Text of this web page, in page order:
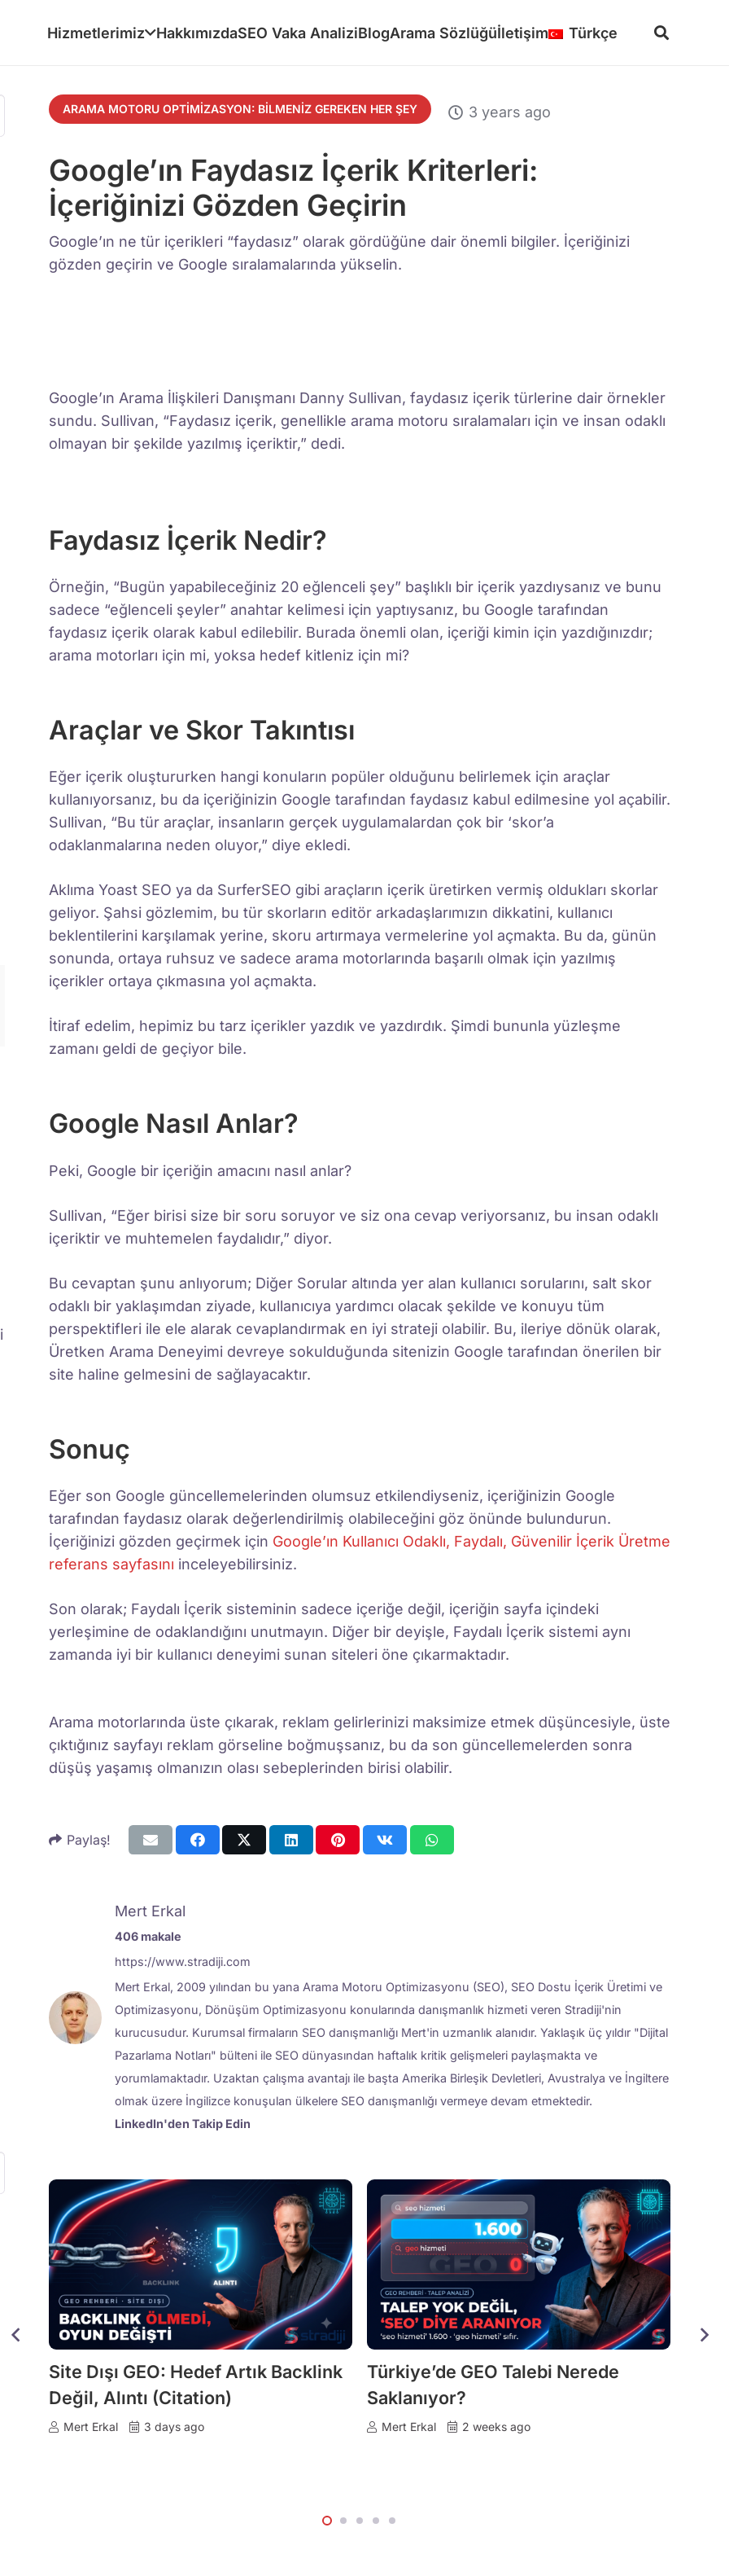
Hizmetlerimiz HakkımızdaSEO Vaka AnaliziBlogArama Sözlüğüİletişim Türkçe
ARAMA MOTORU OPTIMIZASYON: BILMENIZ GEREKEN HER ŞEY 3 years ago
Google’ın Faydasız İçerik Kriterleri:
İçeriğinizi Gözden Geçirin
Google’ın ne tür içerikleri “faydasız” olarak gördüğüne dair önemli bilgiler. İçeriğinizi
gözden geçirin ve Google sıralamalarında yükselin.
Google’ın Arama İlişkileri Danışmanı Danny Sullivan, faydasız içerik türlerine dair örnekler
sundu. Sullivan, “Faydasız içerik, genellikle arama motoru sıralamaları için ve insan odaklı
olmayan bir şekilde yazılmış içeriktir,” dedi.
Faydasız İçerik Nedir?
Örneğin, “Bugün yapabileceğiniz 20 eğlenceli şey” başlıklı bir içerik yazdıysanız ve bunu
sadece “eğlenceli şeyler” anahtar kelimesi için yaptıysanız, bu Google tarafından
faydasız içerik olarak kabul edilebilir. Burada önemli olan, içeriği kimin için yazdığınızdır;
arama motorları için mi, yoksa hedef kitleniz için mi?
Araçlar ve Skor Takıntısı
Eğer içerik oluştururken hangi konuların popüler olduğunu belirlemek için araçlar
kullanıyorsanız, bu da içeriğinizin Google tarafından faydasız kabul edilmesine yol açabilir.
Sullivan, “Bu tür araçlar, insanların gerçek uygulamalardan çok bir ‘skor’a
odaklanmalarına neden oluyor,” diye ekledi.
Aklıma Yoast SEO ya da SurferSEO gibi araçların içerik üretirken vermiş oldukları skorlar
geliyor. Şahsi gözlemim, bu tür skorların editör arkadaşlarımızın dikkatini, kullanıcı
beklentilerini karşılamak yerine, skoru artırmaya vermelerine yol açmakta. Bu da, günün
sonunda, ortaya ruhsuz ve sadece arama motorlarında başarılı olmak için yazılmış
içerikler ortaya çıkmasına yol açmakta.
İtiraf edelim, hepimiz bu tarz içerikler yazdık ve yazdırdık. Şimdi bununla yüzleşme
zamanı geldi de geçiyor bile.
Google Nasıl Anlar?
Peki, Google bir içeriğin amacını nasıl anlar?
Sullivan, “Eğer birisi size bir soru soruyor ve siz ona cevap veriyorsanız, bu insan odaklı
içeriktir ve muhtemelen faydalıdır,” diyor.
Bu cevaptan şunu anlıyorum; Diğer Sorular altında yer alan kullanıcı sorularını, salt skor
odaklı bir yaklaşımdan ziyade, kullanıcıya yardımcı olacak şekilde ve konuyu tüm
perspektifleri ile ele alarak cevaplandırmak en iyi strateji olabilir. Bu, ileriye dönük olarak,
Üretken Arama Deneyimi devreye sokulduğunda sitenizin Google tarafından önerilen bir
site haline gelmesini de sağlayacaktır.
Sonuç
Eğer son Google güncellemelerinden olumsuz etkilendiyseniz, içeriğinizin Google
tarafından faydasız olarak değerlendirilmiş olabileceğini göz önünde bulundurun.
İçeriğinizi gözden geçirmek için Google’ın Kullanıcı Odaklı, Faydalı, Güvenilir İçerik Üretme
referans sayfasını inceleyebilirsiniz.
Son olarak; Faydalı İçerik sisteminin sadece içeriğe değil, içeriğin sayfa içindeki
yerleşimine de odaklandığını unutmayın. Diğer bir deyişle, Faydalı İçerik sistemi aynı
zamanda iyi bir kullanıcı deneyimi sunan siteleri öne çıkarmaktadır.
Arama motorlarında üste çıkarak, reklam gelirlerinizi maksimize etmek düşüncesiyle, üste
çıktığınız sayfayı reklam görseline boğmuşsanız, bu da son güncellemelerden sonra
düşüş yaşamış olmanızın olası sebeplerinden birisi olabilir.
Paylaş!
Mert Erkal
406 makale
https://www.stradiji.com
Mert Erkal, 2009 yılından bu yana Arama Motoru Optimizasyonu (SEO), SEO Dostu İçerik Üretimi ve
Optimizasyonu, Dönüşüm Optimizasyonu konularında danışmanlık hizmeti veren Stradiji'nin
kurucusudur. Kurumsal firmaların SEO danışmanlığı Mert'in uzmanlık alanıdır. Yaklaşık üç yıldır "Dijital
Pazarlama Notları" bülteni ile SEO dünyasından haftalık kritik gelişmeleri paylaşmakta ve
yorumlamaktadır. Uzaktan çalışma avantajı ile başta Amerika Birleşik Devletleri, Avustralya ve İngiltere
olmak üzere İngilizce konuşulan ülkelere SEO danışmanlığı vermeye devam etmektedir.
LinkedIn'den Takip Edin
Site Dışı GEO: Hedef Artık Backlink
Değil, Alıntı (Citation)
Mert Erkal 3 days ago
Türkiye’de GEO Talebi Nerede
Saklanıyor?
Mert Erkal 2 weeks ago